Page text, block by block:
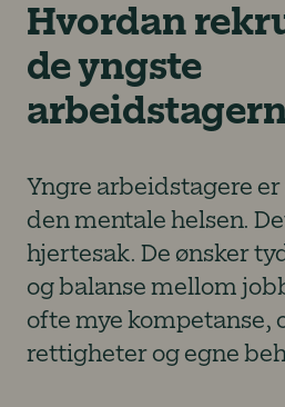
Hvordan
de yngste
Yngre arbeidstagere
den mentale helsen.
hjertesak. De ønsker
og balanse mellom
ofte mye kompetanse,
rettigheter og egne